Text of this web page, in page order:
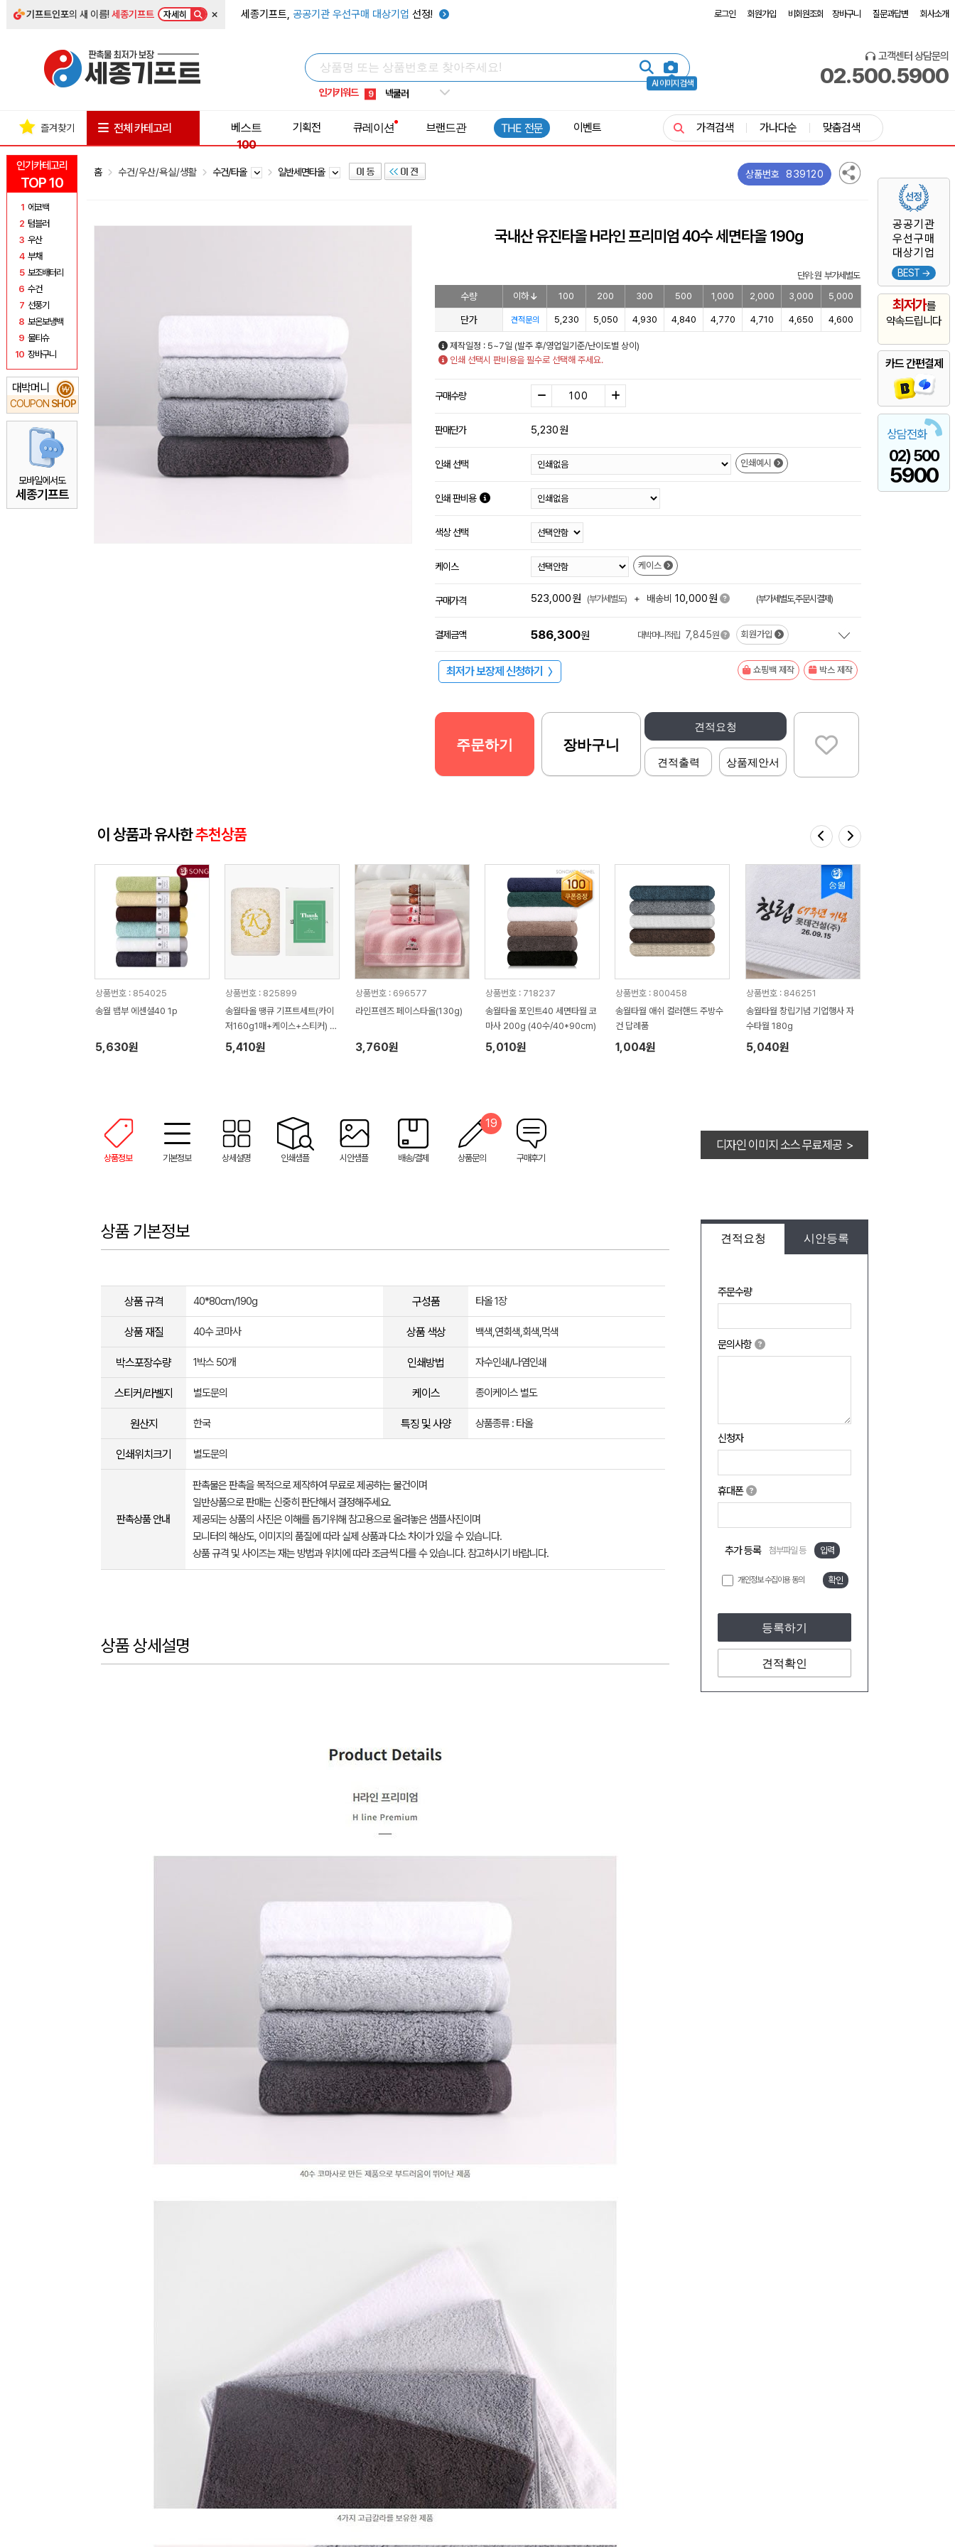
기프트인포의 새 이름!세종기프트 자세히 × 세종기프트, 공공기관 우선구매 대상기업 선정! 로그인 회원가입 비회원조회 장바구니 질문과답변 회사소개
AI 이미지 검색
인기키워드
5 키캡
8 쿨토시
9 넥쿨러
1 선풍기
고객센터 상담문의
02.500.5900
인기카테고리
TOP 10
1 에코백
2 텀블러
3 우산
4 부채
5 보조배터리
6 수건
7 선풍기
8 보온보냉백
9 물티슈
10 장바구니
대박머니
COUPON SHOP
₩
모바일에서도
세종기프트
공공기관
우선구매
대상기업
BEST →
최저가를
약속드립니다
카드 간편결제
상담전화
02) 500
5900
즐겨찾기 전체 카테고리
베스트
100
기획전 큐레이션 브랜드관 THE 전문 이벤트 가격검색 가나다순 맞춤검색
홈 수건/우산/욕실/생활 수건/타올 일반세면타올 상품번호 839120
국내산 유진타올 H라인 프리미엄 40수 세면타올 190g
단위: 원 부가세별도
수량 이하 100 200 300 500 1,000 2,000 3,000 5,000
단가 견적문의 5,230 5,050 4,930 4,840 4,770 4,710 4,650 4,600
제작일정 : 5~7일 (발주 후/영업일기준/난이도별 상이)
인쇄 선택시 판비용을 필수로 선택해 주세요.
구매수량
판매단가 5,230원
인쇄 선택 인쇄예시
인쇄 판비용
색상 선택
케이스 케이스
구매가격 523,000원 (부가세별도) + 배송비 10,000원 (부가세별도,주문시결제)
결제금액 586,300원 대박머니적립 7,845원 회원가입
최저가 보장제 신청하기 〉 쇼핑백 제작 박스 제작
견적요청
견적출력 상품제안서
주문하기 장바구니
이 상품과 유사한추천상품
상품번호 : 854025
송월 뱀부 에센셜40 1p
5,630원
상품번호 : 825899
송월타올 땡큐 기프트세트(카이
저160g1매+케이스+스티커) 감
사 답례품
5,410원
상품번호 : 696577
라인프렌즈 페이스타올(130g)
3,760원
상품번호 : 718237
송월타올 포인트40 세면타월 코
마사 200g (40수/40*90cm)
5,010원
상품번호 : 800458
송월타월 애쉬 컬러핸드 주방수
건 답례품
1,004원
상품번호 : 846251
송월타월 창립기념 기업행사 자
수타월 180g
5,040원
상품정보 기본정보 상세설명 인쇄샘플 시안샘플 배송/결제 상품문의
19
구매후기
디자인 이미지 소스 무료제공 >
견적요청 시안등록
주문수량
문의사항
신청자
휴대폰
추가 등록 첨부파일 등 입력
개인정보 수집이용 동의 확인
등록하기
견적확인
상품 기본정보
상품 규격 40*80cm/190g 구성품 타올 1장
상품 재질 40수 코마사 상품 색상 백색,연회색,회색,먹색
박스포장수량 1박스 50개 인쇄방법 자수인쇄/나염인쇄
스티커/라벨지 별도문의 케이스 종이케이스 별도
원산지 한국 특징 및 사양 상품종류 : 타올
인쇄위치크기 별도문의
판촉상품 안내
판촉물은 판촉을 목적으로 제작하여 무료로 제공하는 물건이며
일반상품으로 판매는 신중히 판단해서 결정해주세요.
제공되는 상품의 사진은 이해를 돕기위해 참고용으로 올려놓은 샘플사진이며
모니터의 해상도, 이미지의 품질에 따라 실제 상품과 다소 차이가 있을 수 있습니다.
상품 규격 및 사이즈는 재는 방법과 위치에 따라 조금씩 다를 수 있습니다. 참고하시기 바랍니다.
상품 상세설명